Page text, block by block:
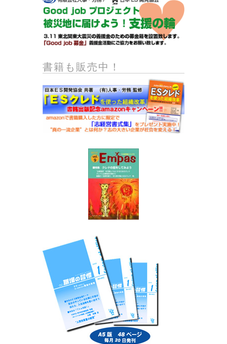
書籍も販売中！